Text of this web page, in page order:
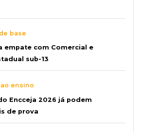
base
empate com Comercial e
sub-13
ensino
Encceja 2026 já podem
de prova